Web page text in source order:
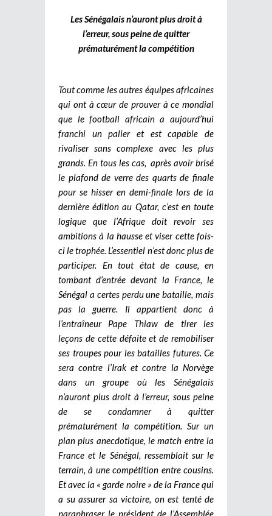
Les Sénégalais n’auront plus droit à
l’erreur, sous peine de quitter
prématurément la compétition
Tout comme les autres équipes africaines
qui ont à cœur de prouver à ce mondial
que le football africain a aujourd’hui
franchi un palier et est capable de
rivaliser sans complexe avec les plus
grands. En tous les cas, après avoir brisé
le plafond de verre des quarts de finale
pour se hisser en demi-finale lors de la
dernière édition au Qatar, c’est en toute
logique que l’Afrique doit revoir ses
ambitions à la hausse et viser cette fois-
ci le trophée. L’essentiel n’est donc plus de
participer. En tout état de cause, en
tombant d’entrée devant la France, le
Sénégal a certes perdu une bataille, mais
pas la guerre. Il appartient donc à
l’entraîneur Pape Thiaw de tirer les
leçons de cette défaite et de remobiliser
ses troupes pour les batailles futures. Ce
sera contre l’Irak et contre la Norvège
dans un groupe où les Sénégalais
n’auront plus droit à l’erreur, sous peine
de se condamner à quitter
prématurément la compétition. Sur un
plan plus anecdotique, le match entre la
France et le Sénégal, ressemblait sur le
terrain, à une compétition entre cousins.
Et avec la « garde noire » de la France qui
a su assurer sa victoire, on est tenté de
paraphraser le président de l’Assemblée